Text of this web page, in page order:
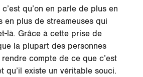
qu’on en parle de plus en
en plus de streameuses qui
là. Grâce à cette prise de
la plupart des personnes
compte de ce que c’est
qu’il existe un véritable souci.